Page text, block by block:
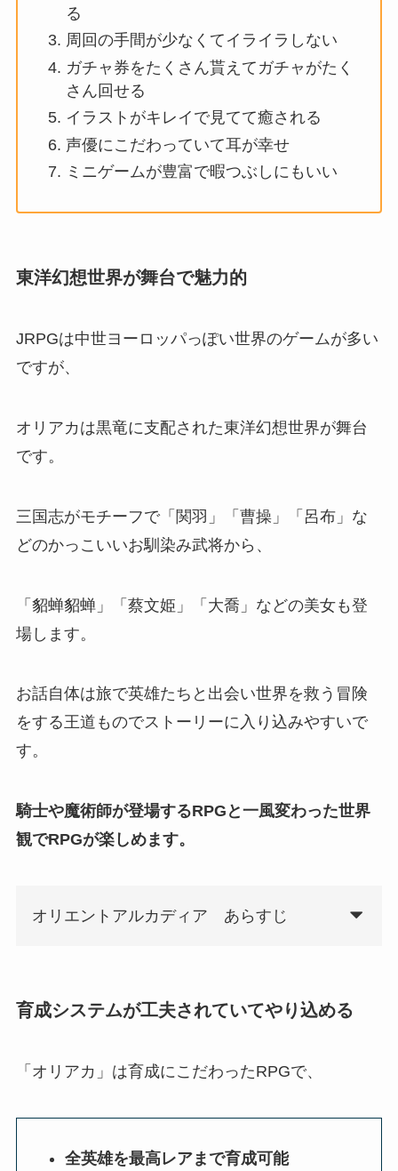
る
周回の手間が少なくてイライラしない
ガチャ券をたくさん貰えてガチャがたく
さん回せる
イラストがキレイで見てて癒される
声優にこだわっていて耳が幸せ
ミニゲームが豊富で暇つぶしにもいい
東洋幻想世界が舞台で魅力的
JRPGは中世ヨーロッパっぽい世界のゲームが多い
ですが、
オリアカは黒竜に支配された東洋幻想世界が舞台
です。
三国志がモチーフで「関羽」「曹操」「呂布」な
どのかっこいいお馴染み武将から、
「貂蝉貂蝉」「蔡文姫」「大喬」などの美女も登
場します。
お話自体は旅で英雄たちと出会い世界を救う冒険
をする王道ものでストーリーに入り込みやすいで
す。
騎士や魔術師が登場するRPGと一風変わった世界
観でRPGが楽しめます。
オリエントアルカディア あらすじ
育成システムが工夫されていてやり込める
「オリアカ」は育成にこだわったRPGで、
全英雄を最高レアまで育成可能